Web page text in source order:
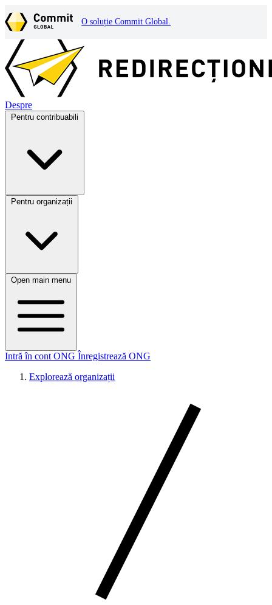
O soluție Commit Global.
Despre
Pentru contribuabili
Pentru organizații
Open main menu
Intră în cont ONG Înregistrează ONG
Explorează organizații